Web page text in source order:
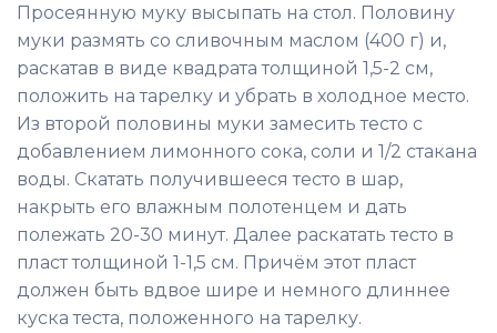
Просеянную муку высыпать на стол. Половину
муки размять со сливочным маслом (400 г) и,
раскатав в виде квадрата толщиной 1,5-2 см,
положить на тарелку и убрать в холодное место.
Из второй половины муки замесить тесто с
добавлением лимонного сока, соли и 1/2 стакана
воды. Скатать получившееся тесто в шар,
накрыть его влажным полотенцем и дать
полежать 20-30 минут. Далее раскатать тесто в
пласт толщиной 1-1,5 см. Причём этот пласт
должен быть вдвое шире и немного длиннее
куска теста, положенного на тарелку.